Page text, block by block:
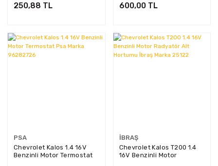
250,88 TL 600,00 TL
PSA
Chevrolet Kalos 1.4 16V
Benzinli Motor Termostat
İBRAŞ
Chevrolet Kalos T200 1.4
16V Benzinli Motor